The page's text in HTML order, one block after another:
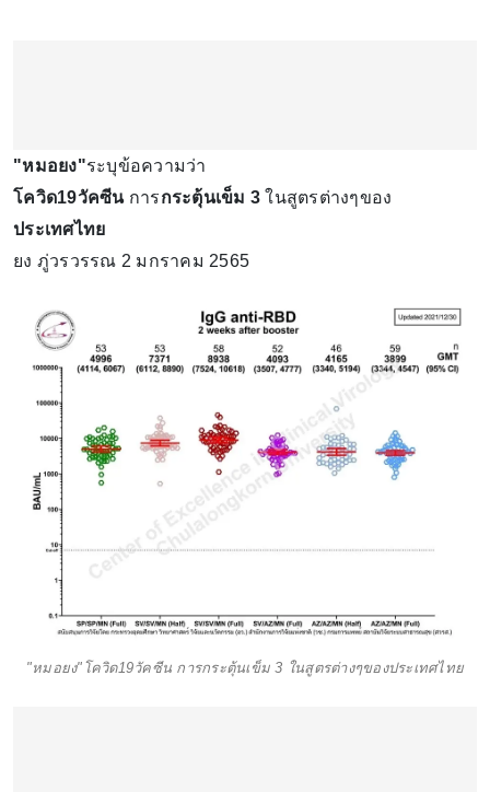
"หมอยง"ระบุข้อความว่า
โควิด19วัคซีนการกระตุ้นเข็ม 3ในสูตรต่างๆของ
ประเทศไทย
ยง ภู่วรวรรณ 2 มกราคม 2565
"หมอยง"โควิด19วัคซีน การกระตุ้นเข็ม 3 ในสูตรต่างๆของประเทศไทย